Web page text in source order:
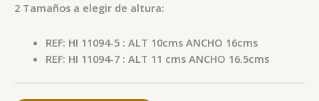
2 Tamaños a elegir de altura:
REF: HI 11094-5 : ALT 10cms ANCHO 16cms
REF: HI 11094-7 : ALT 11 cms ANCHO 16.5cms